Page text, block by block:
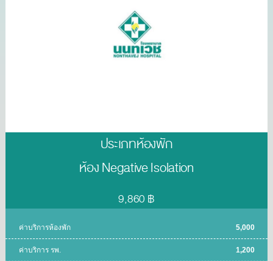
ประเภทห้องพัก
ห้อง Negative Isolation
9,860 ฿
ค่าบริการห้องพัก 5,000
ค่าบริการ รพ. 1,200